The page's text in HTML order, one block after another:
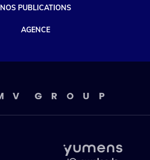
NOS PUBLICATIONS
AGENCE